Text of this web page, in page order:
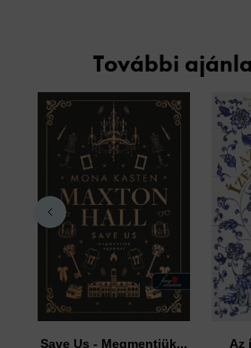
További
Save Us - Megmentjük...
Az